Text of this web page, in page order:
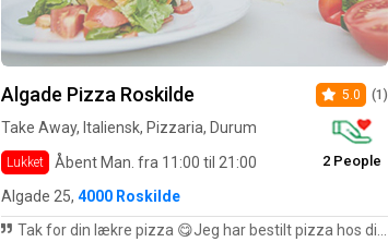
Algade Pizza Roskilde
Take Away, Italiensk, Pizzaria, Durum
Lukket Åbent Man. fra 11:00 til 21:00
5.0 (1)
2 People
Algade 25, 4000 Roskilde
Tak for din lækre pizza 😋Jeg har bestilt pizza hos dig i syv år, men jeg er meget tilfreds 😊😊😊😊